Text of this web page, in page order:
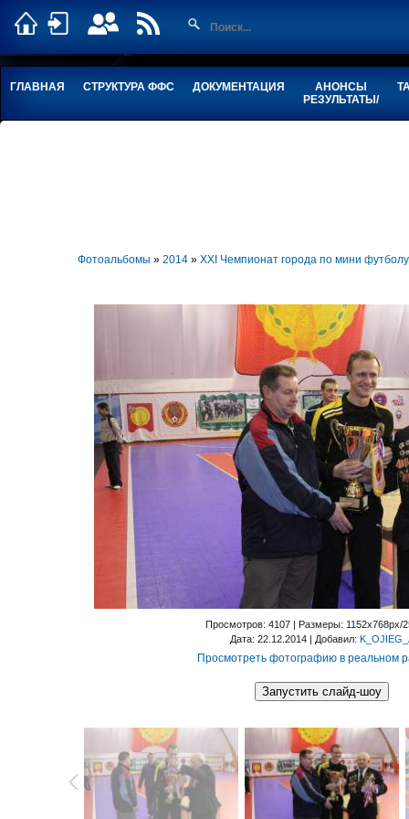
ГЛАВНАЯ СТРУКТУРА ФФС ДОКУМЕНТАЦИЯ
АНОНСЫ
РЕЗУЛЬТАТЫ/
Фотоальбомы » 2014» XXI Чемпионат города по мини
Просмотров: 4107 | Размеры: 1152x768px/
Дата: 22.12.2014 | Добавил:
Просмотреть фотографию в реальном